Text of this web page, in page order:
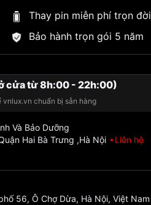
Thay pin miễn phí trọn đời
Bảo hành trọn gói 5 năm
cửa từ 8h:00 - 22h:00)
chuẩn bị sẵn hàng
Và Bảo Dưỡng
Hai Bà Trưng ,Hà Nội
Liên hệ
56, Ô Chợ Dừa, Hà Nội, Việt Nam